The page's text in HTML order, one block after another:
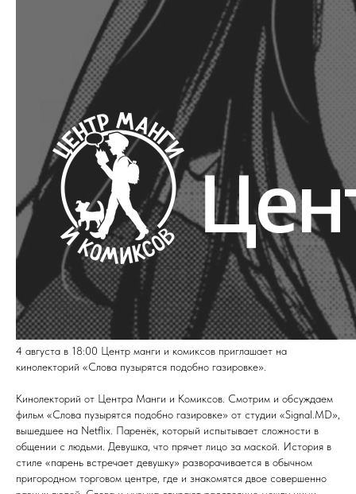
4 августа в 18:00 Центр манги и комиксов приглашает на
кинолекторий «Слова пузырятся подобно газировке».
Кинолекторий от Центра Манги и Комиксов. Смотрим и обсуждаем
фильм «Слова пузырятся подобно газировке» от студии «Signal.MD»,
вышедшее на Netflix. Паренёк, который испытывает сложности в
общении с людьми. Девушка, что прячет лицо за маской. История в
стиле «парень встречает девушку» разворачивается в обычном
пригородном торговом центре, где и знакомятся двое совершенно